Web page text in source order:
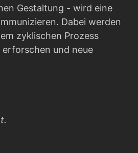
Gestaltung - wird eine
Dabei werden
zyklischen Prozess
erforschen und neue